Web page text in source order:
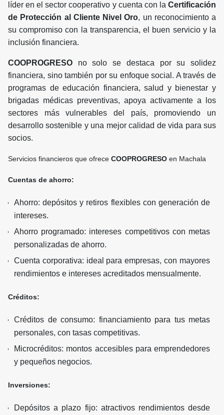
líder en el sector cooperativo y cuenta con la Certificación
de Protección al Cliente Nivel Oro, un reconocimiento a
su compromiso con la transparencia, el buen servicio y la
inclusión financiera.
COOPROGRESO no solo se destaca por su solidez
financiera, sino también por su enfoque social. A través de
programas de educación financiera, salud y bienestar y
brigadas médicas preventivas, apoya activamente a los
sectores más vulnerables del país, promoviendo un
desarrollo sostenible y una mejor calidad de vida para sus
socios.
Servicios financieros que ofrece COOPROGRESO en Machala
Cuentas de ahorro:
Ahorro: depósitos y retiros flexibles con generación de
intereses.
Ahorro programado: intereses competitivos con metas
personalizadas de ahorro.
Cuenta corporativa: ideal para empresas, con mayores
rendimientos e intereses acreditados mensualmente.
Créditos:
Créditos de consumo: financiamiento para tus metas
personales, con tasas competitivas.
Microcréditos: montos accesibles para emprendedores
y pequeños negocios.
Inversiones:
Depósitos a plazo fijo: atractivos rendimientos desde